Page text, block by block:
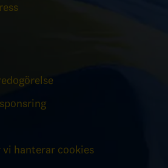
vi hanterar cookies